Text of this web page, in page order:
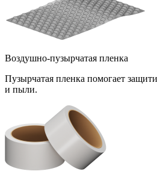
Воздушно-пузырчатая пленка
Пузырчатая пленка помогает
и пыли.